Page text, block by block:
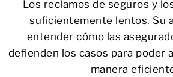
Los reclamos de seguros y
suficientemente lentos. Su
entender cómo las
defienden los casos para poder
manera